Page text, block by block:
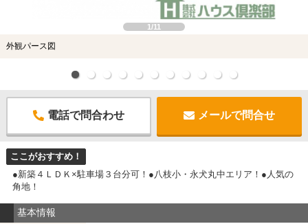
1/11
外観パース図
電話で問合わせ メールで問合せ
ここがおすすめ！
●新築４ＬＤＫ×駐車場３台分可！●八枝小・永犬丸中エリア！●人気の
角地！
基本情報